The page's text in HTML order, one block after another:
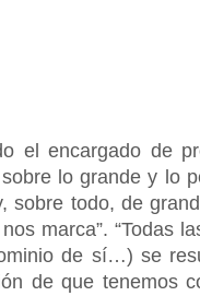
el encargado de
lo grande y lo
sobre todo, de
marca”. “Todas
de sí…) se
de que tenemos